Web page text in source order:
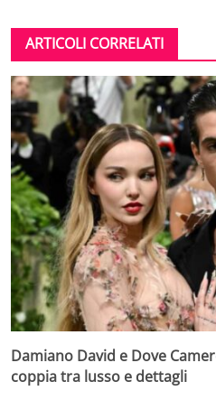
ARTICOLI CORRELATI
Damiano David e Dove
coppia tra lusso e dettagli